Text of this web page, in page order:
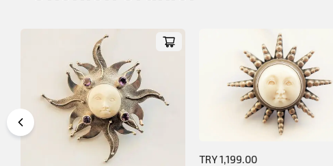
TRY 1,199.00
Toplam Tutar: